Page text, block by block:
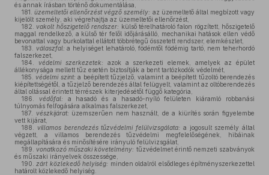
és annak írásban történő dokumentálása,
181. üzemeltetői ellenőrzést végző személy: az üzemeltető által megbízott vagy
kijelölt személy, aki végrehajtja az üzemeltetői ellenőrzést,
182.
vakolt hőszigetelő rendszer: külső térelhatároló falon rögzített, hőszigetelő
maggal rendelkező, a külső tér felől időjárásálló, mechanikai hatások ellen védő
bevonattal vagy burkolattal ellátott többrétegű összetett rendszer, elemkészlet,
183.
válaszfal: a helyiséget lehatároló, födémtől födémig tartó, nem teherhordó
falszerkezet,
184.
védelmi szerkezetek: azok a szerkezeti elemek, amelyek az épület
állékonysága mellett tűz esetén biztosítják a bent tartózkodók védelmét,
185.
védelmi szint: a beépített tűzjelző, valamint a beépített tűzoltó berendezés
kiépítettségétől, a tűzjelző berendezés által felügyelt, valamint az oltóberendezés
által oltással érintett térrészek kiterjedésétől függő kategória,
186.
védőfal: a hasadó és a hasadó-nyíló felületen kiáramló robbanási
túlnyomás felfogására alkalmas falszerkezet,
187.
vészkijárat: üzemszerűen nem használt, de a kiürítés során figyelembe
vett kijárat,
188.
villamos berendezés tűzvédelmi felülvizsgálata: a jogosult személy által
végzett, a villamos berendezés tűzvédelmi megfelelőségének, hibáinak
megállapítására és minősítésére irányuló felülvizsgálat,
189.
vonatkozó műszaki követelmény: tűzvédelmet érintő nemzeti szabványok
és műszaki irányelvek összessége,
190.
zárt közlekedő helyiség: minden oldalról elsődleges építményszerkezettel
határolt közlekedő helyiség.